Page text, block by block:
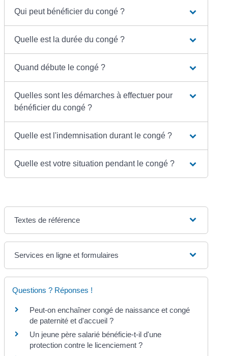
Qui peut bénéficier du congé ?
Quelle est la durée du congé ?
Quand débute le congé ?
Quelles sont les démarches à effectuer pour
bénéficier du congé ?
Quelle est l'indemnisation durant le congé ?
Quelle est votre situation pendant le congé ?
Textes de référence
Services en ligne et formulaires
Questions ? Réponses !
Peut-on enchaîner congé de naissance et congé
de paternité et d'accueil ?
Un jeune père salarié bénéficie-t-il d'une
protection contre le licenciement ?